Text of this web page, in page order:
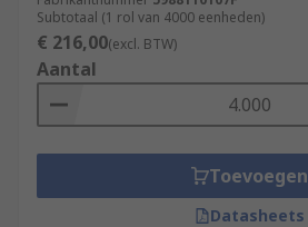
Subtotaal (1 rol van 4000 eenheden)
€ 216,00(excl. BTW)
Aantal
Toevoegen
Datasheets